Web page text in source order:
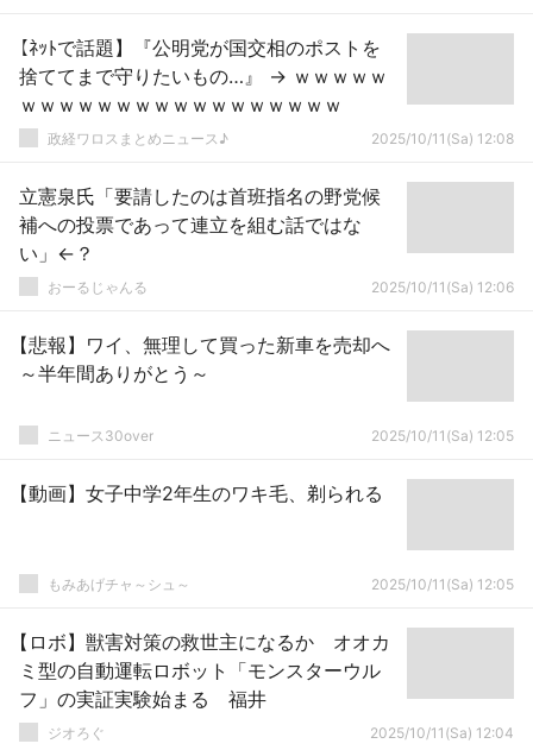
【ﾈｯﾄで話題】『公明党が国交相のポストを
捨ててまで守りたいもの…』 → ｗｗｗｗｗ
ｗｗｗｗｗｗｗｗｗｗｗｗｗｗｗｗｗ
政経ワロスまとめニュース♪ 2025/10/11(Sa) 12:08
立憲泉氏「要請したのは首班指名の野党候
補への投票であって連立を組む話ではな
い」←？
おーるじゃんる 2025/10/11(Sa) 12:06
【悲報】ワイ、無理して買った新車を売却へ
～半年間ありがとう～
ニュース30over 2025/10/11(Sa) 12:05
【動画】女子中学2年生のワキ毛、剃られる
もみあげチャ～シュ～ 2025/10/11(Sa) 12:05
【ロボ】獣害対策の救世主になるか オオカ
ミ型の自動運転ロボット「モンスターウル
フ」の実証実験始まる 福井
ジオろぐ 2025/10/11(Sa) 12:04